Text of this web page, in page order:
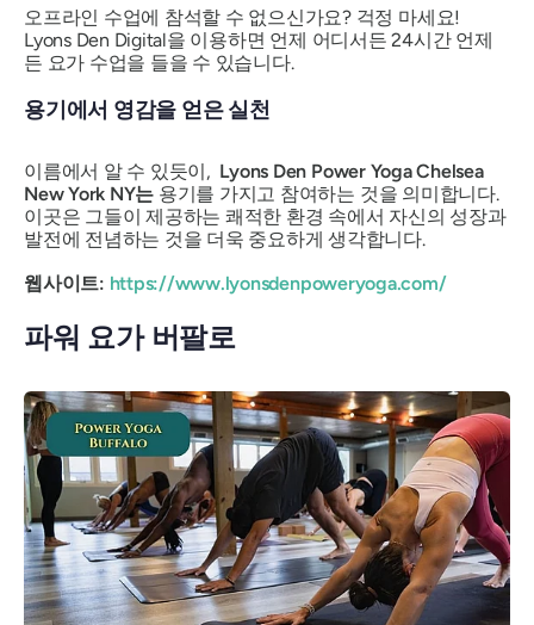
오프라인 수업에 참석할 수 없으신가요? 걱정 마세요!
Lyons Den Digital을 이용하면 언제 어디서든 24시간 언제
든 요가 수업을 들을 수 있습니다.
용기에서 영감을 얻은 실천
이름에서 알 수 있듯이, Lyons Den Power Yoga Chelsea
New York NY는 용기를 가지고 참여하는 것을 의미합니다.
이곳은 그들이 제공하는 쾌적한 환경 속에서 자신의 성장과
발전에 전념하는 것을 더욱 중요하게 생각합니다.
웹사이트: https://www.lyonsdenpoweryoga.com/
파워 요가 버팔로